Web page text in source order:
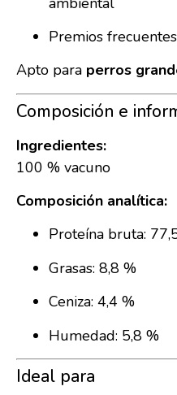
Premios
Apto para perros
Composición e
Ingredientes:
100 % vacuno
Composición analítica:
Proteína bruta:
Grasas: 8,8 %
Ceniza: 4,4 %
Humedad: 5,8 %
Ideal para